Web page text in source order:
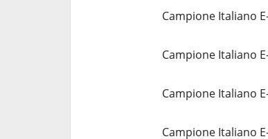
Campione Italiano
Campione Italiano
Campione Italiano
Campione Italiano